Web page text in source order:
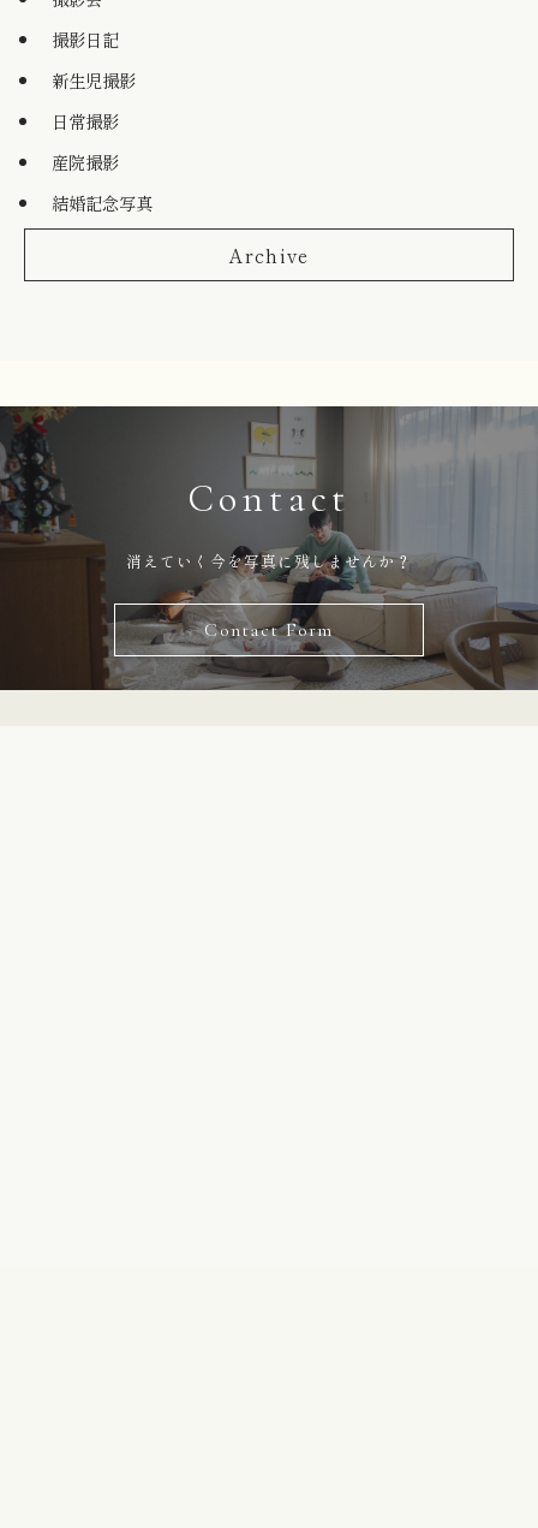
撮影日記
新生児撮影
日常撮影
産院撮影
結婚記念写真
Archive
Contact
消えていく今を写真に残しませんか？
Contact Form